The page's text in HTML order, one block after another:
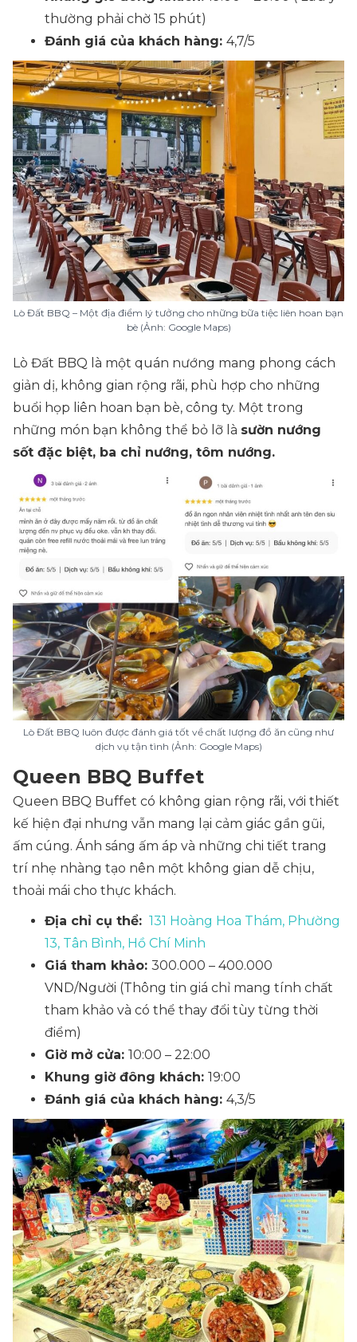
thường phải chờ 15 phút)
Đánh giá của khách hàng: 4,7/5
Lò Đất BBQ – Một địa điểm lý tưởng cho những bữa tiệc liên hoan bạn
bè (Ảnh: Google Maps)
Lò Đất BBQ là một quán nướng mang phong cách
giản dị, không gian rộng rãi, phù hợp cho những
buổi họp liên hoan bạn bè, công ty. Một trong
những món bạn không thể bỏ lỡ là sườn nướng
sốt đặc biệt, ba chỉ nướng, tôm nướng.
Lò Đất BBQ luôn được đánh giá tốt về chất lượng đồ ăn cũng như
dịch vụ tận tình (Ảnh: Google Maps)
Queen BBQ Buffet
Queen BBQ Buffet có không gian rộng rãi, với thiết
kế hiện đại nhưng vẫn mang lại cảm giác gần gũi,
ấm cúng. Ánh sáng ấm áp và những chi tiết trang
trí nhẹ nhàng tạo nên một không gian dễ chịu,
thoải mái cho thực khách.
Địa chỉ cụ thể: 131 Hoàng Hoa Thám, Phường
13, Tân Bình, Hồ Chí Minh
Giá tham khảo: 300.000 – 400.000
VND/Người (Thông tin giá chỉ mang tính chất
tham khảo và có thể thay đổi tùy từng thời
điểm)
Giờ mở cửa: 10:00 – 22:00
Khung giờ đông khách: 19:00
Đánh giá của khách hàng: 4,3/5